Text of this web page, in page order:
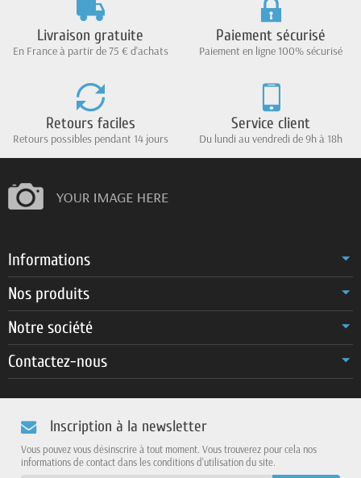
Livraison gratuite
En France à partir de 75 € d'achats
Paiement sécurisé
Paiement en ligne 100% sécurisé
Retours faciles
Retours possibles pendant 14 jours
Service client
Du lundi au vendredi de 9h à 18h
Informations
Nos produits
Notre société
Contactez-nous
Inscription à la newsletter
Vous pouvez vous désinscrire à tout moment. Vous trouverez pour cela nos
informations de contact dans les conditions d'utilisation du site.